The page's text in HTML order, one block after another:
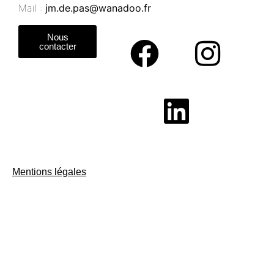
Mail : jm.de.pas@wanadoo.fr
Nous
contacter
Mentions légales